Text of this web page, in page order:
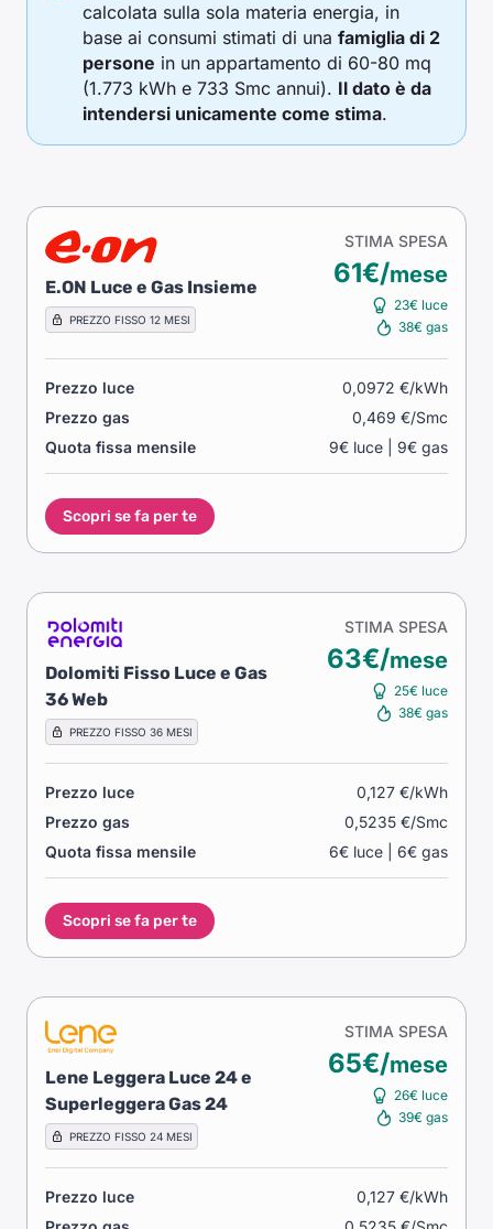
calcolata sulla sola materia energia, in
base ai consumi stimati di una famiglia di 2
persone in un appartamento di 60-80 mq
(1.773 kWh e 733 Smc annui). Il dato è da
intendersi unicamente come stima.
E.ON Luce e Gas Insieme
PREZZO FISSO 12 MESI
STIMA SPESA
61€/mese
23€ luce
38€ gas
Prezzo luce
0,0972 €/kWh
Prezzo gas
0,469 €/Smc
Quota fissa mensile
9€ luce | 9€ gas
Scopri se fa per te
Dolomiti Fisso Luce e Gas
36 Web
PREZZO FISSO 36 MESI
STIMA SPESA
63€/mese
25€ luce
38€ gas
Prezzo luce
0,127 €/kWh
Prezzo gas
0,5235 €/Smc
Quota fissa mensile
6€ luce | 6€ gas
Scopri se fa per te
Lene Leggera Luce 24 e
Superleggera Gas 24
PREZZO FISSO 24 MESI
STIMA SPESA
65€/mese
26€ luce
39€ gas
Prezzo luce
0,127 €/kWh